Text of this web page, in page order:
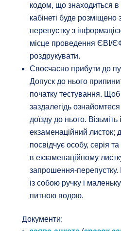
кодом, що знаходиться
кабінеті буде
перепустку з
місце проведення ЄВІ/
роздрукувати.
Своєчасно прибути до
Допуск до нього
початку тестування. Щоб
заздалегідь
доїзду до нього. Візьміть
екзаменаційний листок;
посвідчує особу, серія
в екзаменаційному
запрошення-
із собою ручку і
питною водою.
Документи: